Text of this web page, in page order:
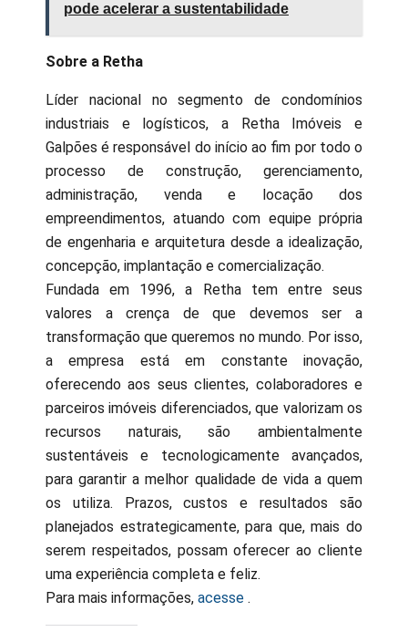
pode acelerar a sustentabilidade
Sobre a Retha
Líder nacional no segmento de condomínios
industriais e logísticos, a Retha Imóveis e
Galpões é responsável do início ao fim por todo o
processo de construção, gerenciamento,
administração, venda e locação dos
empreendimentos, atuando com equipe própria
de engenharia e arquitetura desde a idealização,
concepção, implantação e comercialização.
Fundada em 1996, a Retha tem entre seus
valores a crença de que devemos ser a
transformação que queremos no mundo. Por isso,
a empresa está em constante inovação,
oferecendo aos seus clientes, colaboradores e
parceiros imóveis diferenciados, que valorizam os
recursos naturais, são ambientalmente
sustentáveis e tecnologicamente avançados,
para garantir a melhor qualidade de vida a quem
os utiliza. Prazos, custos e resultados são
planejados estrategicamente, para que, mais do
serem respeitados, possam oferecer ao cliente
uma experiência completa e feliz.
Para mais informações, acesse .